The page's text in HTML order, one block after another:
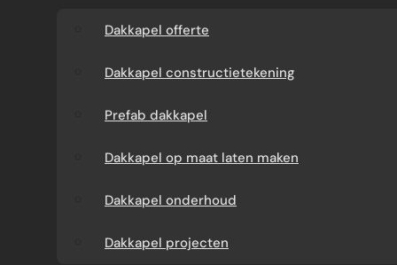
Moderne aanbouw
Dakkapel offerte
Dakkapel constructietekening
Prefab dakkapel
Dakkapel op maat laten maken
Dakkapel onderhoud
Dakkapel projecten